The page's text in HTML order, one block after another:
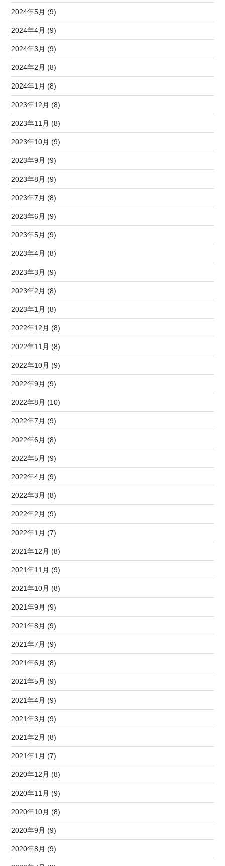
2024年5月 (9)
2024年4月 (9)
2024年3月 (9)
2024年2月 (8)
2024年1月 (8)
2023年12月 (8)
2023年11月 (8)
2023年10月 (9)
2023年9月 (9)
2023年8月 (9)
2023年7月 (8)
2023年6月 (9)
2023年5月 (9)
2023年4月 (8)
2023年3月 (9)
2023年2月 (8)
2023年1月 (8)
2022年12月 (8)
2022年11月 (8)
2022年10月 (9)
2022年9月 (9)
2022年8月 (10)
2022年7月 (9)
2022年6月 (8)
2022年5月 (9)
2022年4月 (9)
2022年3月 (8)
2022年2月 (9)
2022年1月 (7)
2021年12月 (8)
2021年11月 (9)
2021年10月 (8)
2021年9月 (9)
2021年8月 (9)
2021年7月 (9)
2021年6月 (8)
2021年5月 (9)
2021年4月 (9)
2021年3月 (9)
2021年2月 (8)
2021年1月 (7)
2020年12月 (8)
2020年11月 (9)
2020年10月 (8)
2020年9月 (9)
2020年8月 (9)